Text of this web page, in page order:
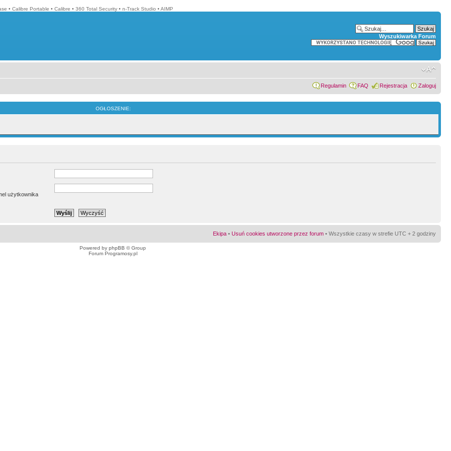
• Calibre Portable • Calibre • 360 Total Security • n-Track Studio • AIMP
Wyszukiwarka Forum
Regulamin FAQ Rejestracja Zaloguj
OGŁOSZENIE:
użytkownika
Ekipa • Usuń cookies utworzone przez forum • Wszystkie czasy w strefie UTC + 2 godziny
Powered by phpBB © Group
Forum Programosy.pl